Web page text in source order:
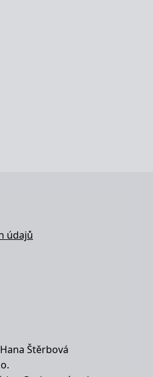
údajů
Hana Štěrbová